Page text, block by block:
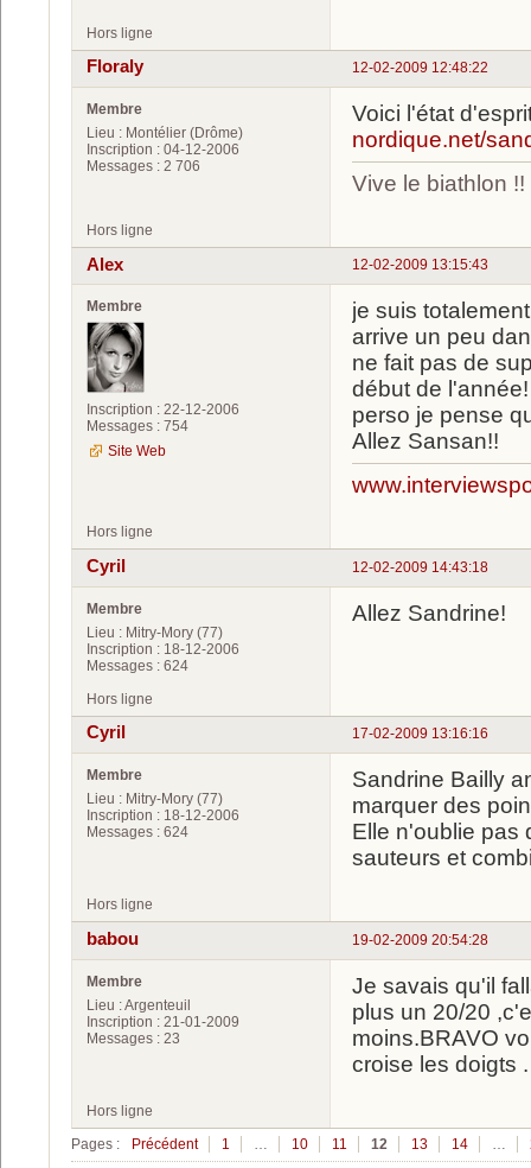
Hors ligne
12-02-2009 12:48:22
Floraly
Membre
Lieu : Montélier (Drôme)
Inscription : 04-12-2006
Messages : 2 706
Voici l'état
nordique.net/
Vive le biathlon !!
Hors ligne
12-02-2009 13:15:43
Alex
Membre
Inscription : 22-12-2006
Messages : 754
Site Web
je suis
arrive un peu
ne fait pas de
début de l'année!
perso je pense
Allez Sansan!!
Hors ligne
12-02-2009 14:43:18
Cyril
Membre
Lieu : Mitry-Mory (77)
Inscription : 18-12-2006
Messages : 624
Allez Sandrine!
Hors ligne
17-02-2009 13:16:16
Cyril
Membre
Lieu : Mitry-Mory (77)
Inscription : 18-12-2006
Messages : 624
Sandrine Bailly
marquer des
Elle n'oublie pas
sauteurs et
Hors ligne
19-02-2009 20:54:28
babou
Membre
Lieu : Argenteuil
Inscription : 21-01-2009
Messages : 23
Je savais qu'il
plus un 20/20
moins.BRAVO
croise les doigts .
Hors ligne
Pages :
Précédent 1 10 11 12 13 14